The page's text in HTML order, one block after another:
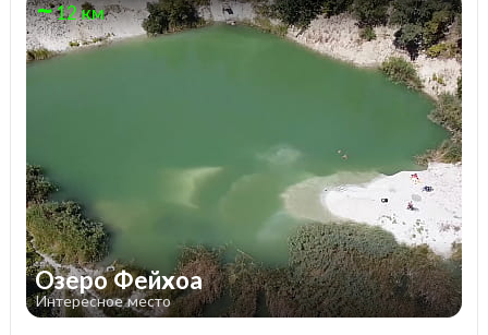
12 км
Озеро Фейхоа
Интересное место